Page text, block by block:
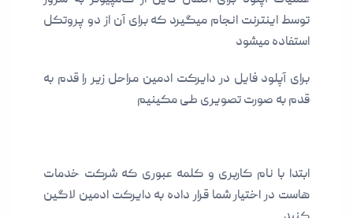
توسط اینترنت انجام میگیرد که برای آن از دو پروتکل
استفاده میشود
برای آپلود فایل در دایرکت ادمین مراحل زیر را قدم به
قدم به صورت تصویری طی مکینیم
ابتدا با نام کاربری و کلمه عبوری که شرکت خدمات
هاست در اختیار شما قرار داده به دایرکت ادمین لاگین